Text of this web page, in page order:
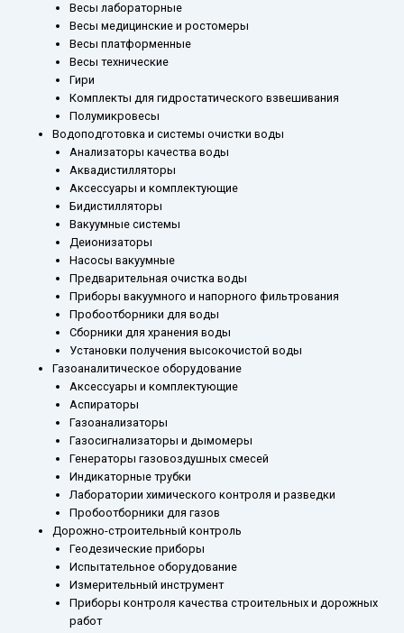
Весы лабораторные
Весы медицинские и ростомеры
Весы платформенные
Весы технические
Гири
Комплекты для гидростатического взвешивания
Полумикровесы
Водоподготовка и системы очистки воды
Анализаторы качества воды
Аквадистилляторы
Аксессуары и комплектующие
Бидистилляторы
Вакуумные системы
Деионизаторы
Насосы вакуумные
Предварительная очистка воды
Приборы вакуумного и напорного фильтрования
Пробоотборники для воды
Сборники для хранения воды
Установки получения высокочистой воды
Газоаналитическое оборудование
Аксессуары и комплектующие
Аспираторы
Газоанализаторы
Газосигнализаторы и дымомеры
Генераторы газовоздушных смесей
Индикаторные трубки
Лаборатории химического контроля и разведки
Пробоотборники для газов
Дорожно-строительный контроль
Геодезические приборы
Испытательное оборудование
Измерительный инструмент
Приборы контроля качества строительных и дорожных
работ